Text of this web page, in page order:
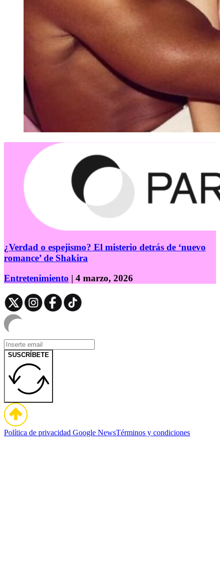
¿Verdad o espejismo? El misterio detrás de ‘nuevo
romance’ de Shakira
Entretenimiento | 4 marzo, 2026
SUSCRÍBETE
Política de privacidad Google NewsTérminos y condiciones